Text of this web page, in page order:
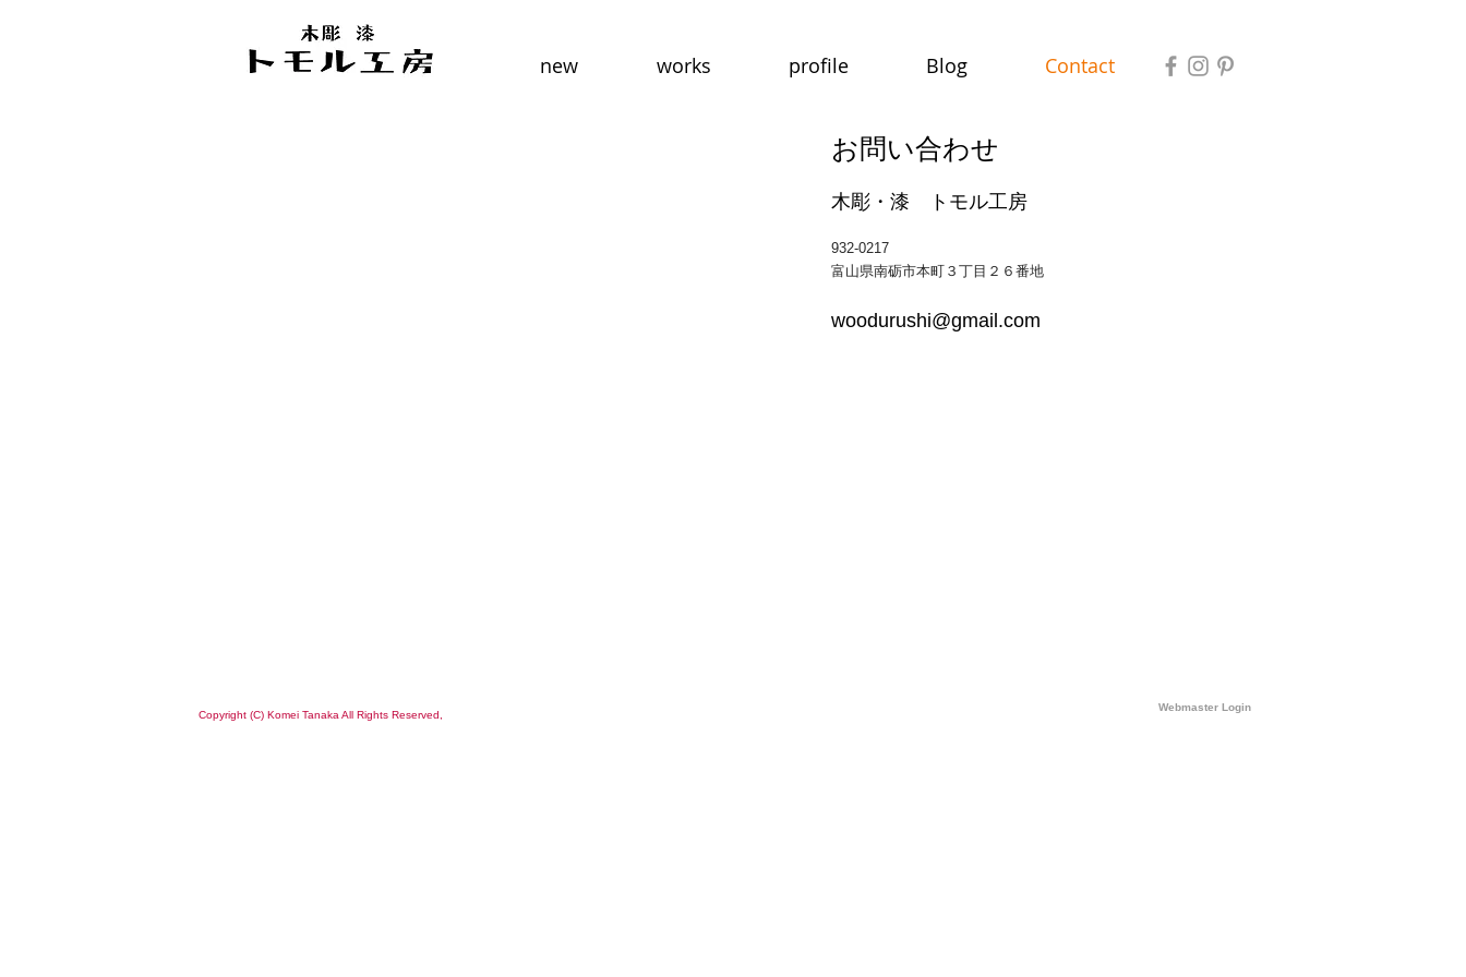
new works profile Blog Contact
お問い合わせ
木彫・漆 トモル工房
932-0217
富山県南砺市本町３丁目２６番地
woodurushi@gmail.com
Copyright (C) Komei Tanaka All Rights Reserved,
Webmaster Login